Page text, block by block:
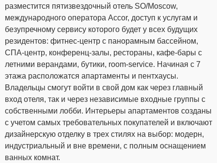
разместится пятизвездочный отель SO/Moscow,
международного оператора Accor, доступ к услугам и
безупречному сервису которого будет у всех будущих
резидентов: фитнес-центр с панорамным бассейном,
СПА-центр, конференц-залы, рестораны, кафе-бары с
летними верандами, бутики, room-service. Начиная с 7
этажа расположатся апартаменты и пентхаусы.
Владельцы смогут войти в свой дом как через главный
вход отеля, так и через независимые входные группы с
собственными лобби. Интерьеры апартаментов созданы
с учетом самых требовательных покупателей и включают
дизайнерскую отделку в трех стилях на выбор: модерн,
индустриальный и вне времени, с полным оснащением
ванных комнат.